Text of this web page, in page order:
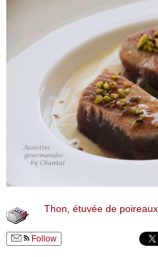
Thon, étuvée de
Follow